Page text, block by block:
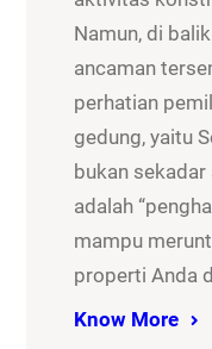
Namun, di
ancaman
perhatian
gedung, yaitu
bukan
adalah
mampu
properti Anda
Know More